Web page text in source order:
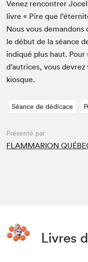
Venez ren­con­tr­er
livre « Pire que
Nous vous
le début de la séance
indiqué plus haut.
d’autrices, vous
kiosque.
Séance de dédicace
Présenté par
FLAMMARION
Livres